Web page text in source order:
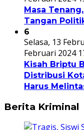
Masa
Tangan
6
Selasa, 13
Februari 2024
Kisah Briptu
Distribusi
Harus
Berita Kriminal